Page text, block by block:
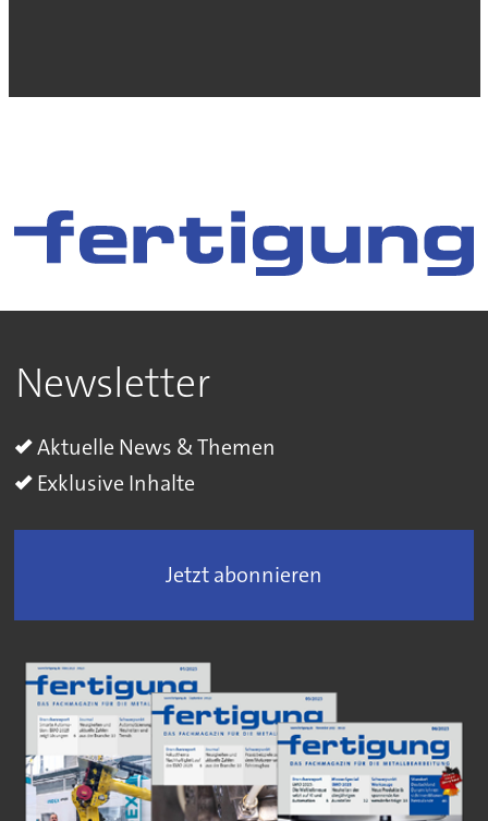
Newsletter
Aktuelle News & Themen
Exklusive Inhalte
Jetzt abonnieren